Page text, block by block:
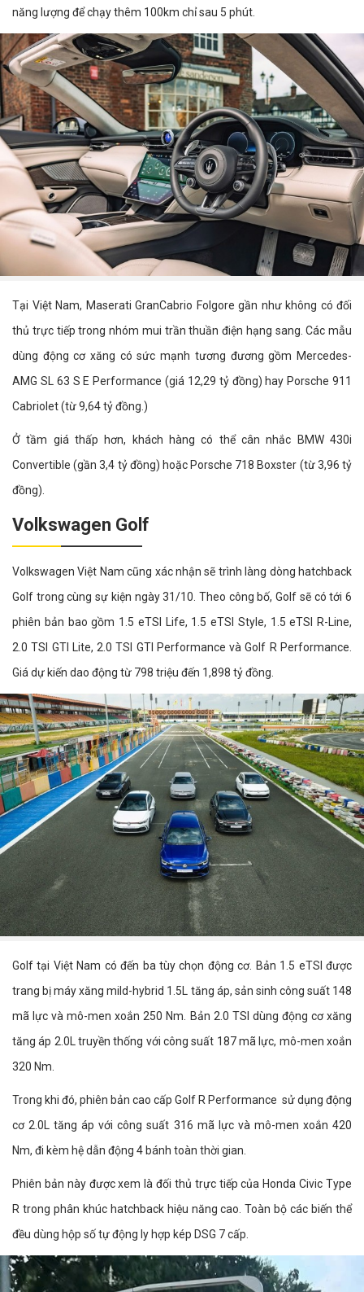
năng lượng để chạy thêm 100km chỉ sau 5 phút.
Tại Việt Nam, Maserati GranCabrio Folgore gần như không có đối
thủ trực tiếp trong nhóm mui trần thuần điện hạng sang. Các mẫu
dùng động cơ xăng có sức mạnh tương đương gồm Mercedes-
AMG SL 63 S E Performance (giá 12,29 tỷ đồng) hay Porsche 911
Cabriolet (từ 9,64 tỷ đồng.)
Ở tầm giá thấp hơn, khách hàng có thể cân nhắc BMW 430i
Convertible (gần 3,4 tỷ đồng) hoặc Porsche 718 Boxster (từ 3,96 tỷ
đồng).
Volkswagen Golf
Volkswagen Việt Nam cũng xác nhận sẽ trình làng dòng hatchback
Golf trong cùng sự kiện ngày 31/10. Theo công bố, Golf sẽ có tới 6
phiên bản bao gồm 1.5 eTSI Life, 1.5 eTSI Style, 1.5 eTSI R-Line,
2.0 TSI GTI Lite, 2.0 TSI GTI Performance và Golf R Performance.
Giá dự kiến dao động từ 798 triệu đến 1,898 tỷ đồng.
Golf tại Việt Nam có đến ba tùy chọn động cơ. Bản 1.5 eTSI được
trang bị máy xăng mild-hybrid 1.5L tăng áp, sản sinh công suất 148
mã lực và mô-men xoắn 250 Nm. Bản 2.0 TSI dùng động cơ xăng
tăng áp 2.0L truyền thống với công suất 187 mã lực, mô-men xoắn
320 Nm.
Trong khi đó, phiên bản cao cấp Golf R Performance sử dụng động
cơ 2.0L tăng áp với công suất 316 mã lực và mô-men xoắn 420
Nm, đi kèm hệ dẫn động 4 bánh toàn thời gian.
Phiên bản này được xem là đối thủ trực tiếp của Honda Civic Type
R trong phân khúc hatchback hiệu năng cao. Toàn bộ các biến thể
đều dùng hộp số tự động ly hợp kép DSG 7 cấp.